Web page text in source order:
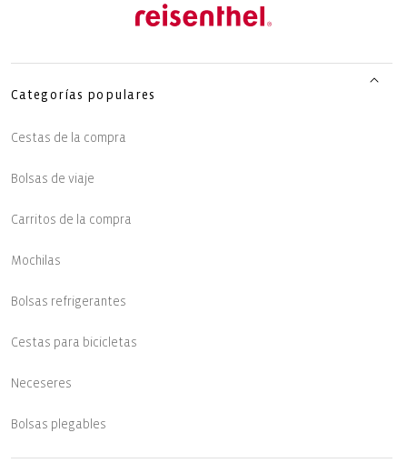
Categorías populares
Cestas de la compra
Bolsas de viaje
Carritos de la compra
Mochilas
Bolsas refrigerantes
Cestas para bicicletas
Neceseres
Bolsas plegables